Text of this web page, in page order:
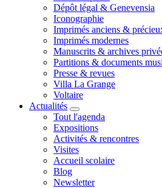
Dépôt légal & Genevensia
Iconographie
Imprimés anciens &
Imprimés modernes
Manuscrits & archives
Partitions & documents
Presse & revues
Villa La Grange
Voltaire
Actualités
Tout l'agenda
Expositions
Activités & rencontres
Visites
Accueil scolaire
Blog
Newsletter